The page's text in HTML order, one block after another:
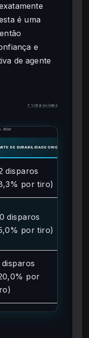
é uma
e
de agente
↑ Voltar ao Índice
Mod
DE DURABILIDADE ORIGINAL
disparos
por tiro)
disparos
por tiro)
disparos
por